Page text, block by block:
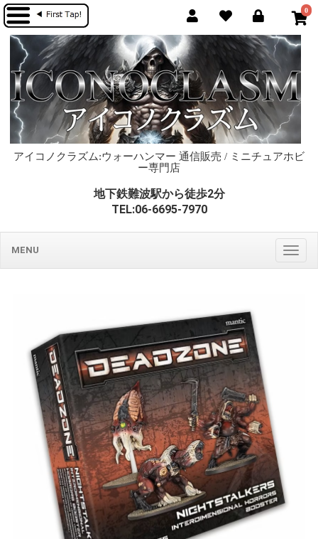
0
アイコノクラズム:ウォーハンマー 通信販売 / ミニチュアホビ
ー専門店
地下鉄難波駅から徒歩2分
TEL:06-6695-7970
MENU